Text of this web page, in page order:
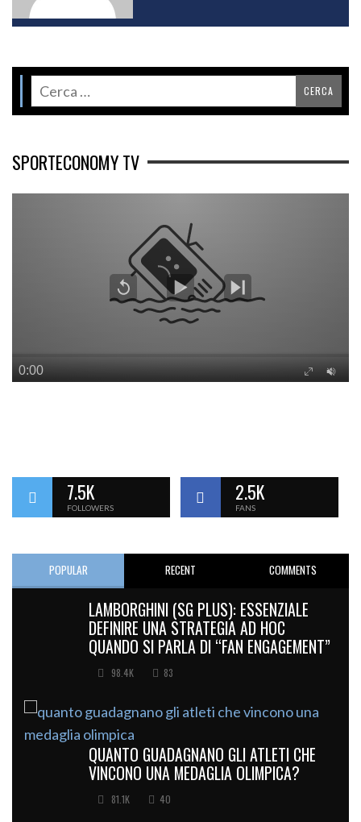
SPORTECONOMY TV
7.5K
FOLLOWERS
2.5K
FANS
POPULAR RECENT COMMENTS
LAMBORGHINI (SG PLUS): ESSENZIALE
DEFINIRE UNA STRATEGIA AD HOC
QUANDO SI PARLA DI “FAN ENGAGEMENT”
98.4K 83
QUANTO GUADAGNANO GLI ATLETI CHE
VINCONO UNA MEDAGLIA OLIMPICA?
81.1K 40